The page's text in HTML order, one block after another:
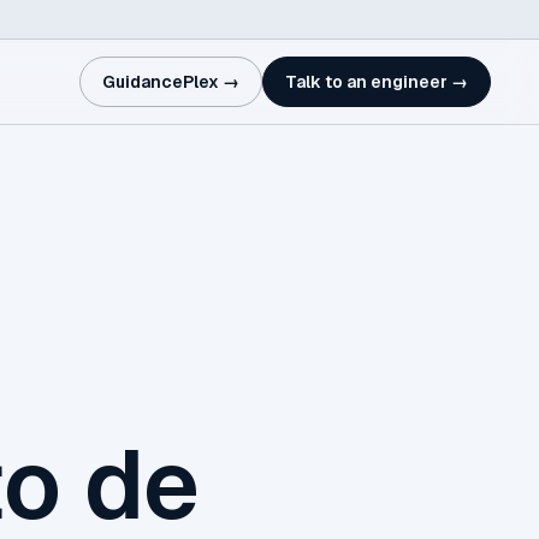
GuidancePlex → Talk to an engineer →
de